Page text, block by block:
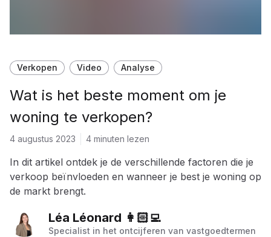
Verkopen Video Analyse
Wat is het beste moment om je
woning te verkopen?
4 augustus 2023 4 minuten lezen
In dit artikel ontdek je de verschillende factoren die je
verkoop beïnvloeden en wanneer je best je woning op
de markt brengt.
Léa Léonard 👩🏻‍💻
Specialist in het ontcijferen van vastgoedtermen